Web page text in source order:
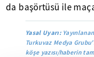
da başörtüsü ile maça
Yasal Uyarı:
Turkuvaz Medya
köşe yazısı/haberin